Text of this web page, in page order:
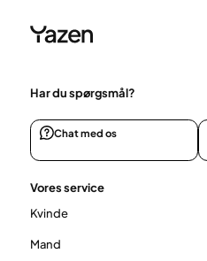
Har du spørgsmål?
Chat med os
Vores service
Kvinde
Mand